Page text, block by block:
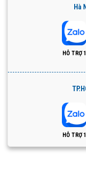
Hà
HỖ TRỢ 1
HỖ TRỢ 1